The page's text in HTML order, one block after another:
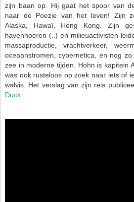
zijn baan op. Hij gaat het spoor van
naar de Poezie van het leven! Zijn
Alaska, Hawaï, Hong Kong. Zijn
havenhoeren (..) en milieuactivisten
massaproductie, vrachtverkeer,
oceaanstromen,cybernetica , en nog
zee in moderne tijden. Hohn is kapitein
was ook rusteloos op zoek naar iets of
walvis. Het verslag van zijn reis
Duck